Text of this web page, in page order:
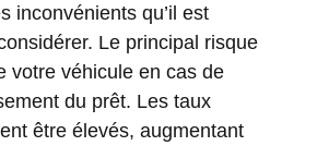
inconvénients qu’il est
Le principal risque
votre véhicule en cas de
du prêt. Les taux
être élevés, augmentant